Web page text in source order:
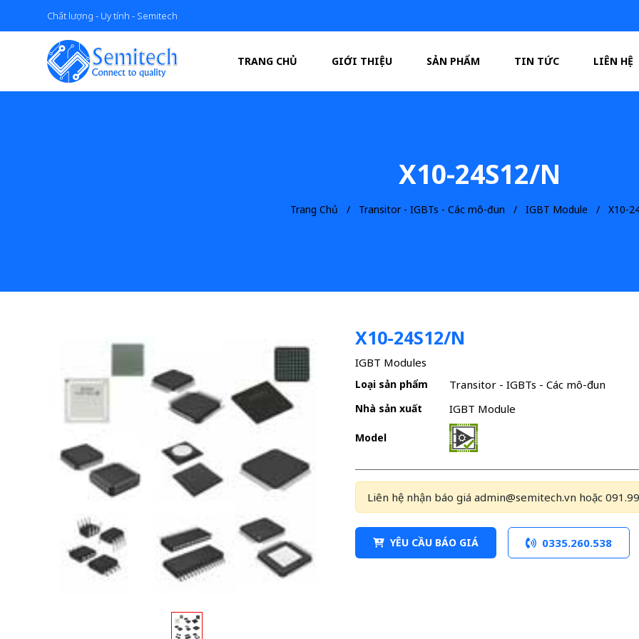
Chất lượng - Uy tính - Semitech
TRANG CHỦ GIỚI THIỆU SẢN PHẨM TIN TỨC LIÊN HỆ
X10-24S12/N
Trang Chủ Transitor - IGBTs - Các mô-đun IGBT Module X10-
X10-24S12/N
IGBT Modules
Loại sản phẩm Transitor - IGBTs - Các mô-đun
Nhà sản xuất IGBT Module
Model
Liên hệ nhận báo giá admin@semitech.vn hoặc
YÊU CẦU BÁO GIÁ 0335.260.538